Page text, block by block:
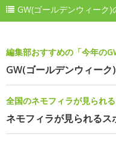
GW(ゴールデンウィーク
編集部おすすめの「今年の
GW(ゴールデンウィー
全国のネモフィラが見られ
ネモフィラが見られるス